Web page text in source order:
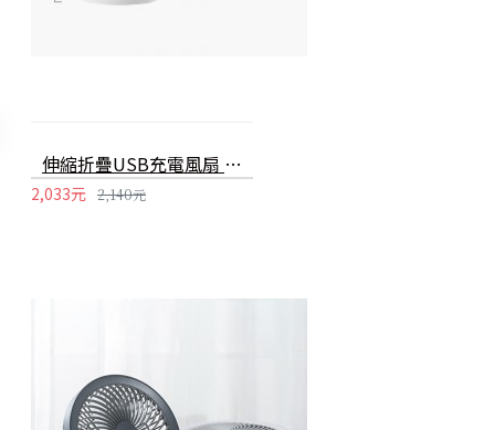
伸縮折疊USB充電風扇 簡約桌面落地電風扇 可調整風速小風扇
2,033元 2,140元